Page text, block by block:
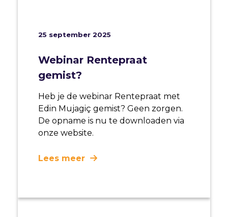
25 september 2025
Webinar Rentepraat
gemist?
Heb je de webinar Rentepraat met
Edin Mujagiç gemist? Geen zorgen.
De opname is nu te downloaden via
onze website.
Lees meer